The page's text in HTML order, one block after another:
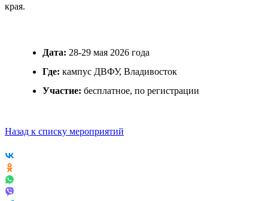
края.
Дата: 28-29 мая 2026 года
Где: кампус ДВФУ, Владивосток
Участие: бесплатное, по регистрации
Назад к списку мероприятий